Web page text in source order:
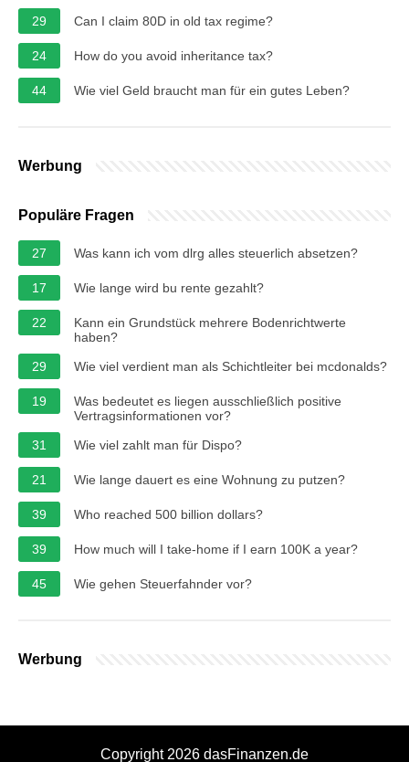
29
Can I claim 80D in old tax regime?
24 How do you avoid inheritance tax?
44 Wie viel Geld braucht man für ein gutes Leben?
Werbung
Populäre Fragen
27 Was kann ich vom dlrg alles steuerlich absetzen?
17 Wie lange wird bu rente gezahlt?
22
Kann ein Grundstück mehrere Bodenrichtwerte
haben?
29
Wie viel verdient man als Schichtleiter bei mcdonalds?
19
Was bedeutet es liegen ausschließlich positive
Vertragsinformationen vor?
31
Wie viel zahlt man für Dispo?
21 Wie lange dauert es eine Wohnung zu putzen?
39 Who reached 500 billion dollars?
39 How much will I take-home if I earn 100K a year?
45 Wie gehen Steuerfahnder vor?
Werbung
Copyright 2026 dasFinanzen.de